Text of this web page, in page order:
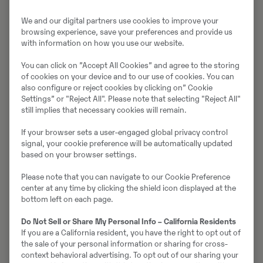
utsläppen från transporter, resor och logistik vid
tävlingarna. Dessutom vill man att fler ska få ta del av
upplevelsen. Volvo CE kommer att bjuda in lokala
digitala verktyg, inklusive tävlingens RX+
livestreamingplattform, bjuder man också in en
bredare publik att njuta av loppen virtuellt.
digitala upplevelsen gör att World RX passar bra in i
vår nya marknadsföringsstrategi som återspeglar hur
spännande sätt", säger Bill Law, Head of Brand,
Marketing & Communications på Volvo CE.
Swecon har under åren 2018-2024 varit sponsor för
densvenska deltävlingeni rallycross-VM som avgörs
varje år i värmländska Höljes.
We and our digital partners use cookies to improve your
browsing experience, save your preferences and provide us
with information on how you use our website.
You can click on ”Accept All Cookies” and agree to the storing
of cookies on your device and to our use of cookies. You can
also configure or reject cookies by clicking on” Cookie
Settings” or "Reject All". Please note that selecting "Reject All"
still implies that necessary cookies will remain.
If your browser sets a user-engaged global privacy control
signal, your cookie preference will be automatically updated
based on your browser settings.
Please note that you can navigate to our Cookie Preference
center at any time by clicking the shield icon displayed at the
bottom left on each page.
Do Not Sell or Share My Personal Info – California Residents
If you are a California resident, you have the right to opt out of
the sale of your personal information or sharing for cross-
context behavioral advertising. To opt out of our sharing your